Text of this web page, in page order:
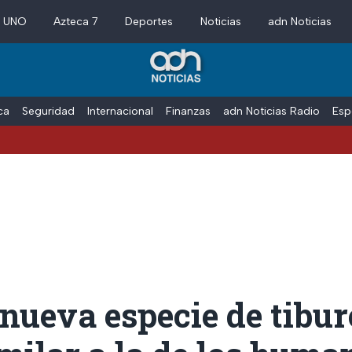
Azteca 7 Deportes Noticias adn Noticias
Seguridad Internacional Finanzas adn Noticias Radio
especie de